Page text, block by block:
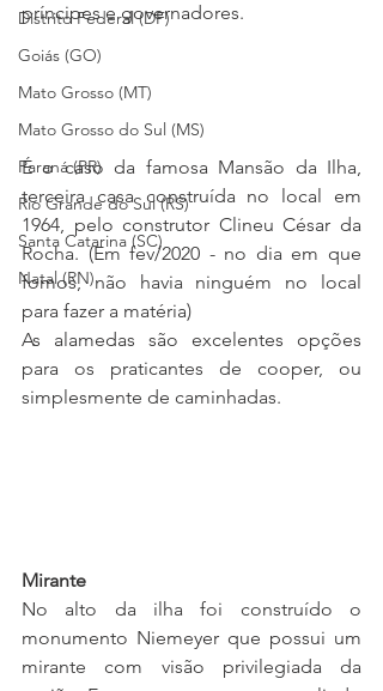
Distrito Federal (DF)
Goiás (GO)
Mato Grosso (MT)
Mato Grosso do Sul (MS)
Paraná (PR)
Rio Grande do Sul (RS)
Santa Catarina (SC)
Natal (RN)
príncipes e governadores.
É o caso da famosa Mansão da Ilha,
terceira casa construída no local em
1964, pelo construtor Clineu César da
Rocha. (Em fev/2020 - no dia em que
fomos, não havia ninguém no local
para fazer a matéria)
As alamedas são excelentes opções
para os praticantes de cooper, ou
simplesmente de caminhadas.
Mirante
No alto da ilha foi construído o
monumento Niemeyer que possui um
mirante com visão privilegiada da